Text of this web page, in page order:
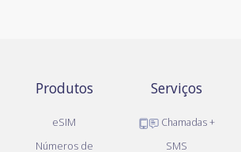
Produtos
eSIM
Números de
Serviços
Chamadas +
SMS